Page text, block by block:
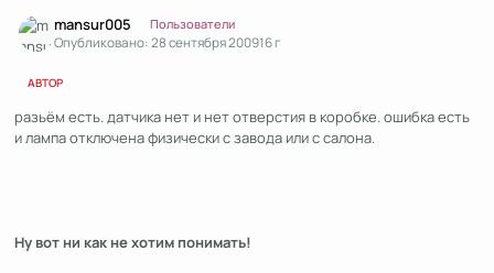
mansur005 Пользователи
Опубликовано:28 сентября 200916 г
АВТОР
разьём есть. датчика нет и нет отверстия в коробке. ошибка есть
и лампа отключена физически с завода или с салона.
Ну вот ни как не хотим понимать!